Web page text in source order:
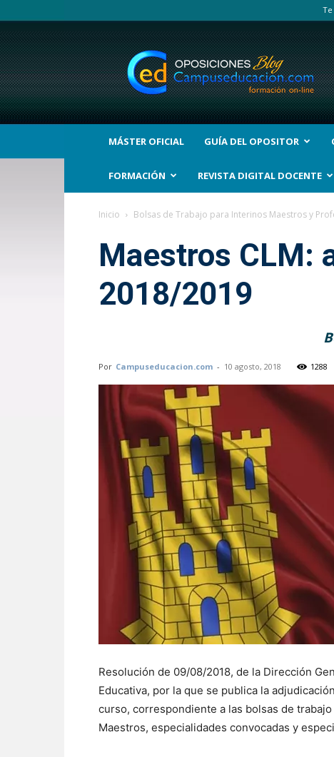
BLOG
Noticias
Oposiciones
y
bolsas
Trabajo
Interinos.
MÁSTER OFICIAL GUÍA DEL OPOSITOR
FORMACIÓN REVISTA DIGITAL DOCENTE
Inicio Bolsas de Trabajo para Interinos Maestros y
Maestros CLM:
2018/2019
Por Campuseducacion.com - 10 agosto, 2018 1288
Resolución de 09/08/2018, de la Dirección
Educativa, por la que se publica la
curso, correspondiente a las bolsas de
Maestros, especialidades convocadas y